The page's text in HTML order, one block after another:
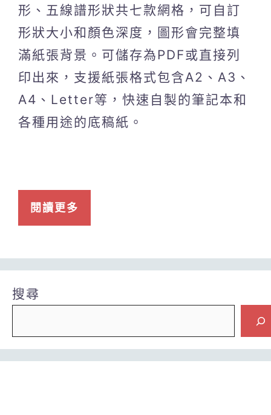
形、五線譜形狀共七款網格，可自訂
形狀大小和顏色深度，圖形會完整填
滿紙張背景。可儲存為PDF或直接列
印出來，支援紙張格式包含A2、A3、
A4、Letter等，快速自製的筆記本和
各種用途的底稿紙。
閱讀更多
搜尋